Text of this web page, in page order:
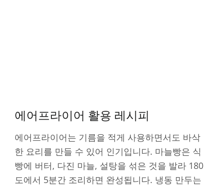
에어프라이어 활용 레시피
에어프라이어는 기름을 적게 사용하면서도 바삭
한 요리를 만들 수 있어 인기입니다. 마늘빵은 식
빵에 버터, 다진 마늘, 설탕을 섞은 것을 발라 180
도에서 5분간 조리하면 완성됩니다. 냉동 만두는